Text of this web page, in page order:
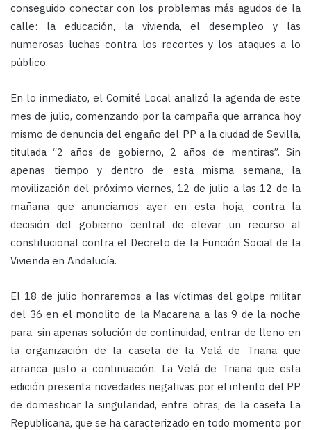
conseguido conectar con los problemas más agudos de la
calle: la educación, la vivienda, el desempleo y las
numerosas luchas contra los recortes y los ataques a lo
público.
En lo inmediato, el Comité Local analizó la agenda de este
mes de julio, comenzando por la campaña que arranca hoy
mismo de denuncia del engaño del PP a la ciudad de Sevilla,
titulada “2 años de gobierno, 2 años de mentiras”. Sin
apenas tiempo y dentro de esta misma semana, la
movilización del próximo viernes, 12 de julio a las 12 de la
mañana que anunciamos ayer en esta hoja, contra la
decisión del gobierno central de elevar un recurso al
constitucional contra el Decreto de la Función Social de la
Vivienda en Andalucía.
El 18 de julio honraremos a las víctimas del golpe militar
del 36 en el monolito de la Macarena a las 9 de la noche
para, sin apenas solución de continuidad, entrar de lleno en
la organización de la caseta de la Velá de Triana que
arranca justo a continuación. La Velá de Triana que esta
edición presenta novedades negativas por el intento del PP
de domesticar la singularidad, entre otras, de la caseta La
Republicana, que se ha caracterizado en todo momento por